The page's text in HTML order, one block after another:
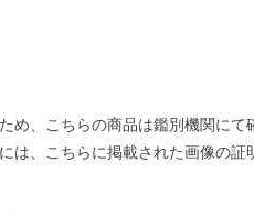
め、こちらの商品は鑑別機関にて
は、こちらに掲載された画像の証